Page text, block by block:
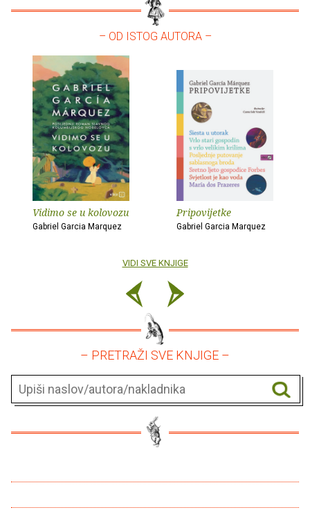
– OD ISTOG AUTORA –
Vidimo se u kolovozu
Gabriel Garcia Marquez
Pripovijetke
Gabriel Garcia Marquez
VIDI SVE KNJIGE
– PRETRAŽI SVE KNJIGE –